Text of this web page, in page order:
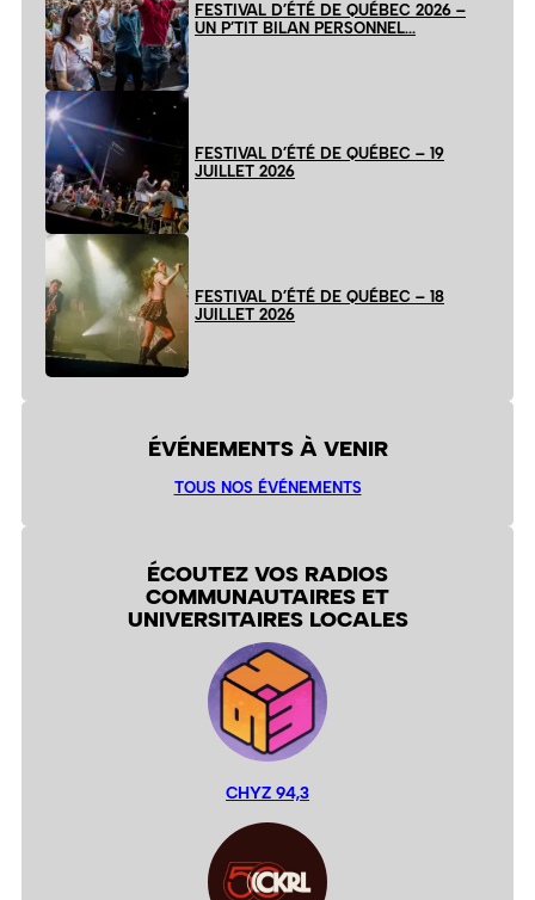
FESTIVAL D’ÉTÉ DE QUÉBEC 2026 –
UN P’TIT BILAN PERSONNEL…
FESTIVAL D’ÉTÉ DE QUÉBEC – 19
JUILLET 2026
FESTIVAL D’ÉTÉ DE QUÉBEC – 18
JUILLET 2026
ÉVÉNEMENTS À VENIR
TOUS NOS ÉVÉNEMENTS
ÉCOUTEZ VOS RADIOS
COMMUNAUTAIRES ET
UNIVERSITAIRES LOCALES
CHYZ 94,3